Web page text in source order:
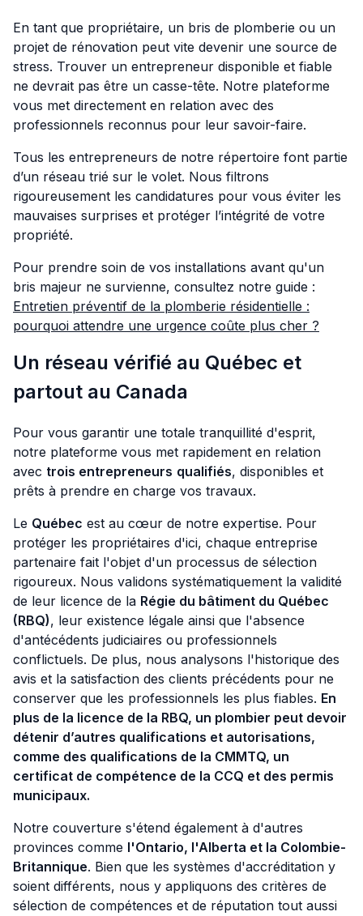
En tant que propriétaire, un bris de plomberie ou un
projet de rénovation peut vite devenir une source de
stress. Trouver un entrepreneur disponible et fiable
ne devrait pas être un casse-tête. Notre plateforme
vous met directement en relation avec des
professionnels reconnus pour leur savoir-faire.
Tous les entrepreneurs de notre répertoire font partie
d’un réseau trié sur le volet. Nous filtrons
rigoureusement les candidatures pour vous éviter les
mauvaises surprises et protéger l’intégrité de votre
propriété.
Pour prendre soin de vos installations avant qu'un
bris majeur ne survienne, consultez notre guide :
Entretien préventif de la plomberie résidentielle :
pourquoi attendre une urgence coûte plus cher ?
Un réseau vérifié au Québec et
partout au Canada
Pour vous garantir une totale tranquillité d'esprit,
notre plateforme vous met rapidement en relation
avec trois entrepreneurs qualifiés, disponibles et
prêts à prendre en charge vos travaux.
Le Québec est au cœur de notre expertise. Pour
protéger les propriétaires d'ici, chaque entreprise
partenaire fait l'objet d'un processus de sélection
rigoureux. Nous validons systématiquement la validité
de leur licence de la Régie du bâtiment du Québec
(RBQ), leur existence légale ainsi que l'absence
d'antécédents judiciaires ou professionnels
conflictuels. De plus, nous analysons l'historique des
avis et la satisfaction des clients précédents pour ne
conserver que les professionnels les plus fiables. En
plus de la licence de la RBQ, un plombier peut devoir
détenir d’autres qualifications et autorisations,
comme des qualifications de la CMMTQ, un
certificat de compétence de la CCQ et des permis
municipaux.
Notre couverture s'étend également à d'autres
provinces comme l'Ontario, l'Alberta et la Colombie-
Britannique. Bien que les systèmes d'accréditation y
soient différents, nous y appliquons des critères de
sélection de compétences et de réputation tout aussi